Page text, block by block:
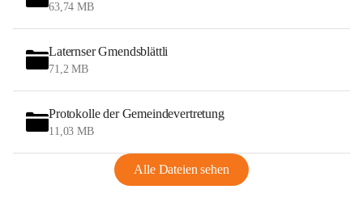
63,74 MB
Laternser Gmendsblättli
71,2 MB
Protokolle der Gemeindevertretung
11,03 MB
Alle Dateien sehen